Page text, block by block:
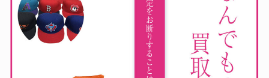
マキタの工具
Makita マキタ 16型 丸ノコ
マキタの工具
マキタ 高圧フロアタッカ
AT451H 赤 本体のみ 4×50mm
マキタ 充電式スプリットモータ